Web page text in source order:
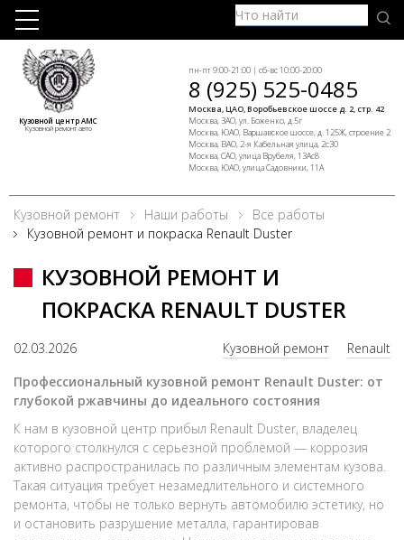
Кузовной центр АМС
Кузовной ремонт авто
пн-пт 9:00-21:00 | сб-вс 10:00-20:00
8 (925) 525-0485
Москва, ЦАО, Воробьевское шоссе д. 2, стр. 42
Москва, ЗАО, ул. Боженко, д.5г
Москва, ЮАО, Варшавское шоссе, д. 125Ж, строение 2
Москва, ВАО, 2-я Кабельная улица, 2с30
Москва, САО, улица Врубеля, 13Ас8
Москва, ЮАО, улица Садовники, 11А
Кузовной ремонт Наши работы
Все работы
Кузовной ремонт и покраска Renault Duster
КУЗОВНОЙ РЕМОНТ И
ПОКРАСКА RENAULT DUSTER
02.03.2026 Кузовной ремонт
Renault
Профессиональный кузовной ремонт Renault Duster: от
глубокой ржавчины до идеального состояния
К нам в кузовной центр прибыл Renault Duster, владелец
которого столкнулся с серьезной проблемой — коррозия
активно распространилась по различным элементам кузова.
Такая ситуация требует незамедлительного и системного
ремонта, чтобы не только вернуть автомобилю эстетику, но
и остановить разрушение металла, гарантировав